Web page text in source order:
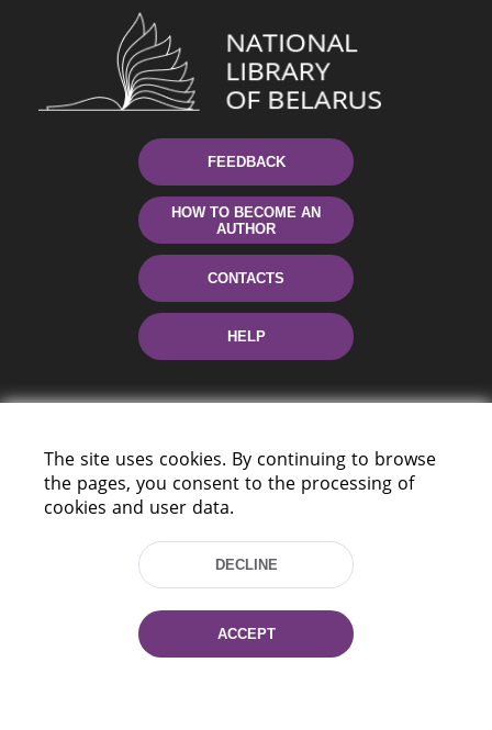
FEEDBACK
HOW TO BECOME AN
AUTHOR
CONTACTS
HELP
220114, Niezaležnasci Ave. 116, Minsk,
Tel.: (+375 17) 368 37 37
Fax: (+375 17) 368 97 06
E-mail: inbox@nlb.by
The site uses cookies. By continuing to browse
the pages, you consent to the processing of
cookies and user data.
DECLINE
ACCEPT